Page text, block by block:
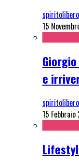
spiritolibero
15
e
spiritolibero
15 Febbraio